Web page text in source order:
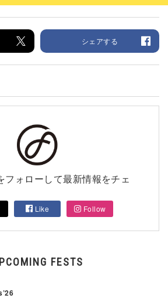
シェアする
ォローして最新情報をチェ
Like Follow
FESTS